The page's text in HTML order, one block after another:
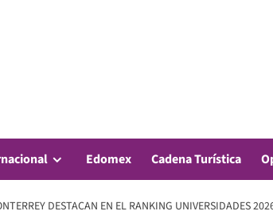
Edomex Cadena Turística
DESTACAN EN EL RANKING UNIVERSIDADES